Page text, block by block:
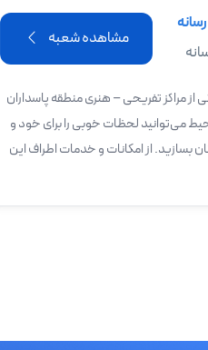
مشاهده شعبه
از مراکز تفریحی – هنری منطقه پاسداران
می‌توانید لحظات خوبی را برای خود و
بسازید. از امکانات و خدمات اطراف این